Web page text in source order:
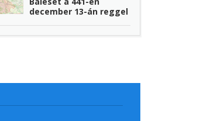
december 13-án reggel